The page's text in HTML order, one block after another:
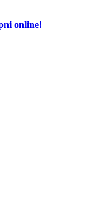
online!